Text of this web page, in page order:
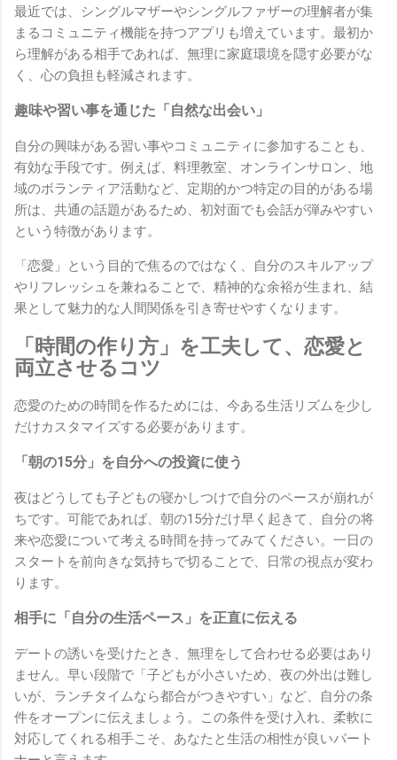
最近では、シングルマザーやシングルファザーの理解者が集
まるコミュニティ機能を持つアプリも増えています。最初か
ら理解がある相手であれば、無理に家庭環境を隠す必要がな
く、心の負担も軽減されます。
趣味や習い事を通じた「自然な出会い」
自分の興味がある習い事やコミュニティに参加することも、
有効な手段です。例えば、料理教室、オンラインサロン、地
域のボランティア活動など、定期的かつ特定の目的がある場
所は、共通の話題があるため、初対面でも会話が弾みやすい
という特徴があります。
「恋愛」という目的で焦るのではなく、自分のスキルアップ
やリフレッシュを兼ねることで、精神的な余裕が生まれ、結
果として魅力的な人間関係を引き寄せやすくなります。
「時間の作り方」を工夫して、恋愛と
両立させるコツ
恋愛のための時間を作るためには、今ある生活リズムを少し
だけカスタマイズする必要があります。
「朝の15分」を自分への投資に使う
夜はどうしても子どもの寝かしつけで自分のペースが崩れが
ちです。可能であれば、朝の15分だけ早く起きて、自分の将
来や恋愛について考える時間を持ってみてください。一日の
スタートを前向きな気持ちで切ることで、日常の視点が変わ
ります。
相手に「自分の生活ペース」を正直に伝える
デートの誘いを受けたとき、無理をして合わせる必要はあり
ません。早い段階で「子どもが小さいため、夜の外出は難し
いが、ランチタイムなら都合がつきやすい」など、自分の条
件をオープンに伝えましょう。この条件を受け入れ、柔軟に
対応してくれる相手こそ、あなたと生活の相性が良いパート